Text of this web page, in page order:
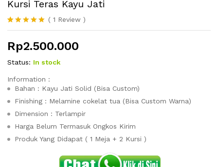
Kursi Teras Kayu Jati
Peringkat
berdasarka
1
penilaian
pelanggan
( 1 Review )
Rp2.500.000
Status: In stock
Information :
Bahan : Kayu Jati Solid (Bisa Custom)
Finishing : Melamine cokelat tua (Bisa Custom Warna)
Dimension : Terlampir
Harga Belum Termasuk Ongkos Kirim
Produk Yang Didapat ( 1 Meja + 2 Kursi )